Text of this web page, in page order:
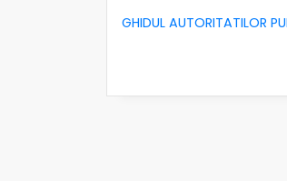
GHIDUL AUTORITATILOR